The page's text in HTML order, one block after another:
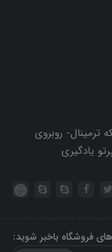
ترمینال- روبروی
یادگیری
فروشگاه باخبر شوید: